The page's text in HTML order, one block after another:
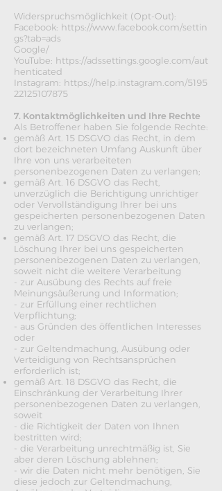
Widerspruchsmöglichkeit (Opt-Out):
Facebook: https://www.facebook.com/settin
gs?tab=ads
Google/
YouTube: https://adssettings.google.com/aut
henticated
Instagram: https://help.instagram.com/5195
22125107875
7. Kontaktmöglichkeiten und Ihre Rechte
Als Betroffener haben Sie folgende Rechte:
gemäß Art. 15 DSGVO das Recht, in dem
dort bezeichneten Umfang Auskunft über
Ihre von uns verarbeiteten
personenbezogenen Daten zu verlangen;
gemäß Art. 16 DSGVO das Recht,
unverzüglich die Berichtigung unrichtiger
oder Vervollständigung Ihrer bei uns
gespeicherten personenbezogenen Daten
zu verlangen;
gemäß Art. 17 DSGVO das Recht, die
Löschung Ihrer bei uns gespeicherten
personenbezogenen Daten zu verlangen,
soweit nicht die weitere Verarbeitung
- zur Ausübung des Rechts auf freie
Meinungsäußerung und Information;
- zur Erfüllung einer rechtlichen
Verpflichtung;
- aus Gründen des öffentlichen Interesses
oder
- zur Geltendmachung, Ausübung oder
Verteidigung von Rechtsansprüchen
erforderlich ist;
gemäß Art. 18 DSGVO das Recht, die
Einschränkung der Verarbeitung Ihrer
personenbezogenen Daten zu verlangen,
soweit
- die Richtigkeit der Daten von Ihnen
bestritten wird;
- die Verarbeitung unrechtmäßig ist, Sie
aber deren Löschung ablehnen;
- wir die Daten nicht mehr benötigen, Sie
diese jedoch zur Geltendmachung,